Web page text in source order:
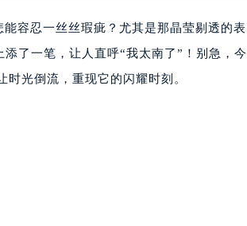
容忍一丝丝瑕疵？尤其是那晶莹剔透的表
了一笔，让人直呼“我太南了”！别急，今
光倒流，重现它的闪耀时刻。